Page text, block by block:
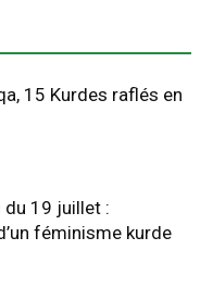
15 Kurdes raflés en
du 19 juillet :
féminisme kurde